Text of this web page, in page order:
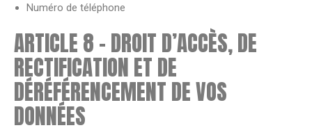
Numéro de téléphone
ARTICLE 8 – DROIT D’ACCÈS, DE
RECTIFICATION ET DE
DÉRÉFÉRENCEMENT DE VOS
DONNÉES